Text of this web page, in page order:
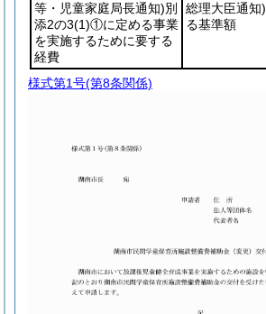
等・児童家庭局長通知)別
添2の3(1)①に定める事業
を実施するために要する
経費
総理大臣通知)
る基準額
様式第1号(第8条関係)